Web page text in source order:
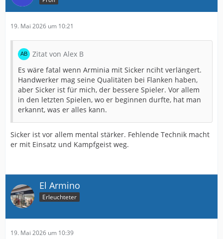
19. Mai 2026 um 10:21
Zitat von Alex B
Es wäre fatal wenn Arminia mit Sicker nciht verlängert.
Handwerker mag seine Qualitäten bei Flanken haben,
aber Sicker ist für mich, der bessere Spieler. Vor allem
in den letzten Spielen, wo er beginnen durfte, hat man
erkannt, was er alles kann.
Sicker ist vor allem mental stärker. Fehlende Technik macht
er mit Einsatz und Kampfgeist weg.
El Armino
Erleuchteter
19. Mai 2026 um 10:39